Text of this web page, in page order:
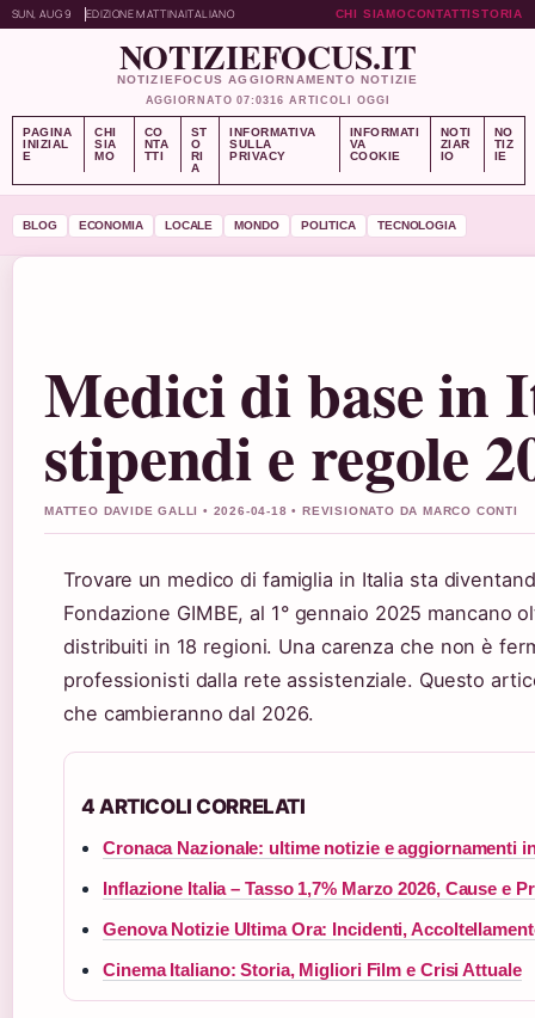
SUN, AUG 9 EDIZIONE MATTINAITALIANO CHI SIAMOCONTATTISTORIA
NOTIZIEFOCUS.IT
NOTIZIEFOCUS AGGIORNAMENTO NOTIZIE
AGGIORNATO 07:0316 ARTICOLI OGGI
PAGINA
INIZIAL
E
CHI
SIA
MO
CO
NTA
TTI
ST
O
RI
A
INFORMATIVA
SULLA
PRIVACY
INFORMATI
VA
COOKIE
NOTI
ZIAR
IO
NO
TIZ
IE
BLOG ECONOMIA LOCALE MONDO POLITICA TECNOLOGIA
Medici di base in
stipendi e regole
MATTEO DAVIDE GALLI • 2026-04-18 • REVISIONATO DA MARCO CONTI
Trovare un medico di famiglia in Italia sta
Fondazione GIMBE, al 1° gennaio 2025 mancano
distribuiti in 18 regioni. Una carenza che non è
professionisti dalla rete assistenziale. Questo
che cambieranno dal 2026.
4 ARTICOLI CORRELATI
Cronaca Nazionale: ultime notizie e aggiornamenti
Inflazione Italia – Tasso 1,7% Marzo 2026, Cause e
Genova Notizie Ultima Ora: Incidenti,
Cinema Italiano: Storia, Migliori Film e Crisi Attuale